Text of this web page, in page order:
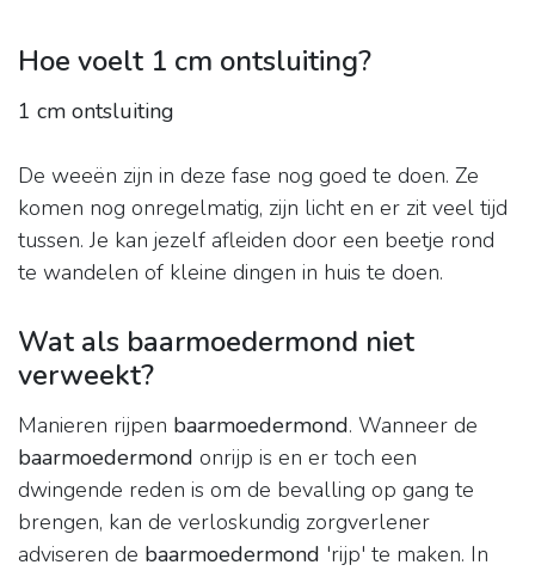
Hoe voelt 1 cm ontsluiting?
1 cm ontsluiting
De weeën zijn in deze fase nog goed te doen. Ze
komen nog onregelmatig, zijn licht en er zit veel tijd
tussen. Je kan jezelf afleiden door een beetje rond
te wandelen of kleine dingen in huis te doen.
Wat als baarmoedermond niet
verweekt?
Manieren rijpen baarmoedermond. Wanneer de
baarmoedermond onrijp is en er toch een
dwingende reden is om de bevalling op gang te
brengen, kan de verloskundig zorgverlener
adviseren de baarmoedermond 'rijp' te maken. In